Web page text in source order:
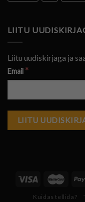
LIITU
Liitu uudiskirjaga ja
Email *
Kuidas tellida?